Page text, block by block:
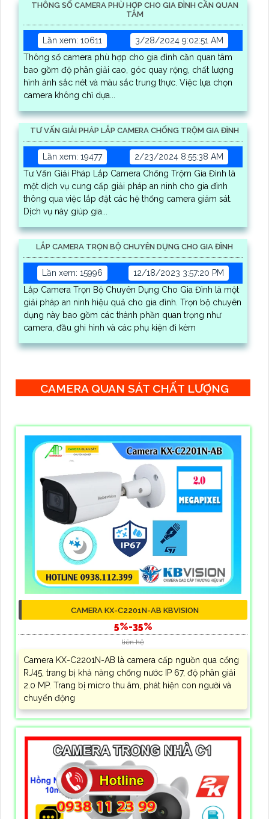
THÔNG SỐ CAMERA PHÙ HỢP CHO GIA ĐÌNH CẦN QUAN
TÂM
Lần xem: 10611
3/28/2024 9:02:51 AM
Thông số camera phù hợp cho gia đình cần quan tâm
bao gồm độ phân giải cao, góc quay rộng, chất lượng
hình ảnh sắc nét và màu sắc trung thực. Việc lựa chọn
camera không chỉ dựa...
TƯ VẤN GIẢI PHÁP LẮP CAMERA CHỐNG TRỘM GIA ĐÌNH
Lần xem: 19477
2/23/2024 8:55:38 AM
Tư Vấn Giải Pháp Lắp Camera Chống Trộm Gia Đình là
một dịch vụ cung cấp giải pháp an ninh cho gia đình
thông qua việc lắp đặt các hệ thống camera giám sát.
Dịch vụ này giúp gia...
LẮP CAMERA TRỌN BỘ CHUYÊN DỤNG CHO GIA ĐÌNH
Lần xem: 15996
12/18/2023 3:57:20 PM
Lắp Camera Trọn Bộ Chuyên Dụng Cho Gia Đình là một
giải pháp an ninh hiệu quả cho gia đình. Trọn bộ chuyên
dụng này bao gồm các thành phần quan trọng như
camera, đầu ghi hình và các phụ kiện đi kèm
CAMERA QUAN SÁT CHẤT LƯỢNG
CAMERA KX-C2201N-AB KBVISION
5%-35%
liên hệ
Camera KX-C2201N-AB là camera cấp nguồn qua cổng
RJ45, trang bị khả năng chống nước IP 67, độ phân giải
2.0 MP. Trang bị micro thu âm, phát hiện con người và
chuyển động